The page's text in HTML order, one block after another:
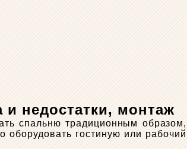
и недостатки, монтаж
спальню традиционным
гостиную или